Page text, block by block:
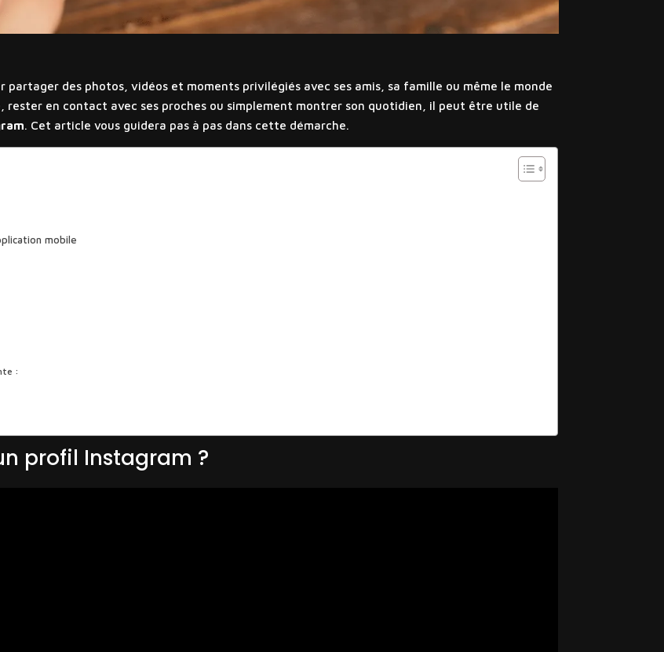
des photos, vidéos et moments privilégiés avec ses amis, sa famille ou même le monde
rester en contact avec ses proches ou simplement montrer son quotidien, il peut être utile de
. Cet article vous guidera pas à pas dans cette démarche.
mobile
:
profil Instagram ?